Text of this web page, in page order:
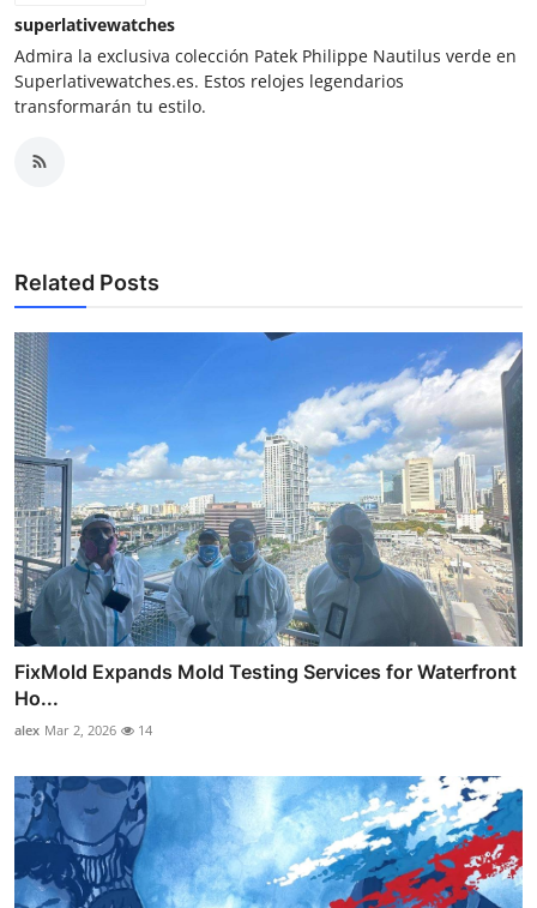
superlativewatches
Admira la exclusiva colección Patek Philippe Nautilus verde en
Superlativewatches.es. Estos relojes legendarios
transformarán tu estilo.
Related Posts
FixMold Expands Mold Testing Services for Waterfront
Ho...
alex Mar 2, 2026 14